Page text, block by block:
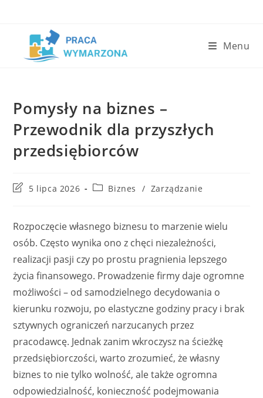
Menu
Pomysły na biznes –
Przewodnik dla przyszłych
przedsiębiorców
Post5 lipca 2026
PostBiznes / Zarządzanie
Rozpoczęcie własnego biznesu to marzenie wielu
osób. Często wynika ono z chęci niezależności,
realizacji pasji czy po prostu pragnienia lepszego
życia finansowego. Prowadzenie firmy daje ogromne
możliwości – od samodzielnego decydowania o
kierunku rozwoju, po elastyczne godziny pracy i brak
sztywnych ograniczeń narzucanych przez
pracodawcę. Jednak zanim wkroczysz na ścieżkę
przedsiębiorczości, warto zrozumieć, że własny
biznes to nie tylko wolność, ale także ogromna
odpowiedzialność, konieczność podejmowania